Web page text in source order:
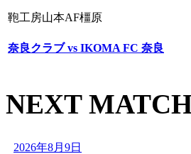
鞄工房山本AF橿原
奈良クラブ vs IKOMA FC 奈良
NEXT
2026年8月9日